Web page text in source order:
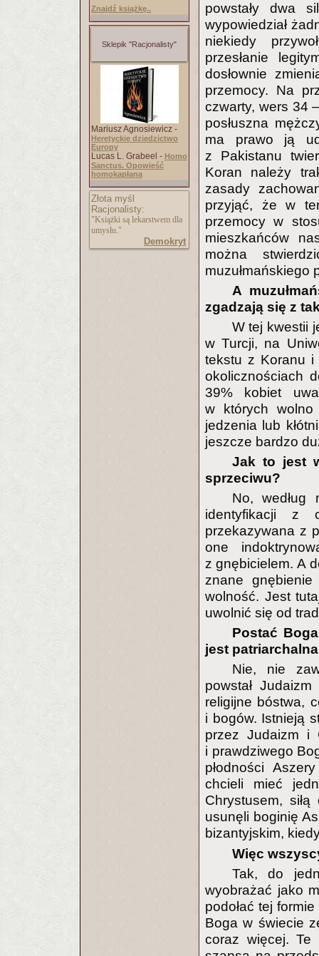
Znajdź książkę..
Sklepik "Racjonalisty"
Mariusz Agnosiewicz -
Heretyckie dziedzictwo
Europy
Lucas L. Grabeel - Homo
Sanctus. Opowieść
homokapłana
Złota myśl
Racjonalisty:
"Książki są lekarstwem dla
umysłu."
Demokryt
powstały dwa
wypowiedział
niekiedy
przesłanie
dosłownie
przemocy. Na
czwarty, wers 34
posłuszna
ma prawo ją
z Pakistanu
Koran należy
zasady
przyjąć, że w
przemocy w
mieszkańców
można
muzułmańskiego
A
zgadzają się z
W tej kwestii
w Turcji, na
tekstu z Koranu i
okolicznościach
39% kobiet
w których
jedzenia lub
jeszcze bardzo
Jak to jest
sprzeciwu?
No,
identyfikacji z
przekazywana z
one
z gnębicielem. A
znane
wolność. Jest
uwolnić się od
Postać
jest
Nie, nie
powstał
religijne bóstwa,
i bogów. Istnieją
przez Judaizm i
i prawdziwego
płodności
chcieli mieć
Chrystusem,
usunęli boginię
bizantyjskim,
Więc
Tak, do
wyobrażać jako
podołać tej
Boga w świecie
coraz więcej. Te